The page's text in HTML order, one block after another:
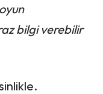
bilgi verebilir